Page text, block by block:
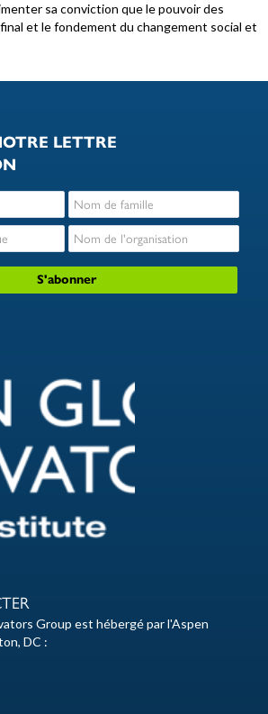
sa conviction que le pouvoir des
et le fondement du changement social et
LETTRE
Group est hébergé par l'Aspen
DC :